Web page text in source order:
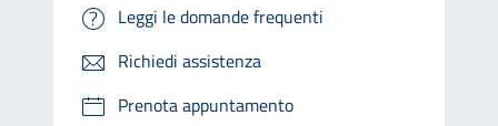
Leggi le domande frequenti
Richiedi assistenza
Prenota appuntamento